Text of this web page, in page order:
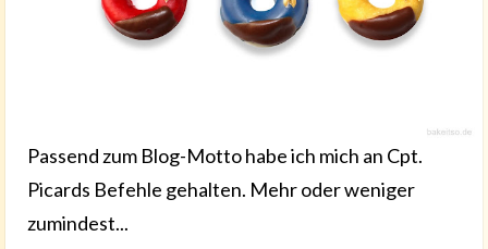
Passend zum Blog-Motto habe ich mich an Cpt.
Picards Befehle gehalten. Mehr oder weniger
zumindest...